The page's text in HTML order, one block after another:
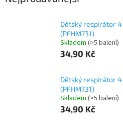
Dětský respirátor
(PFHM731)
Skladem (>5 balení)
34,90 Kč
Dětský respirátor
(PFHM731)
Skladem (>5 balení)
34,90 Kč